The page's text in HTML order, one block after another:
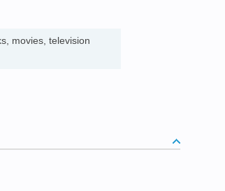
movies, television